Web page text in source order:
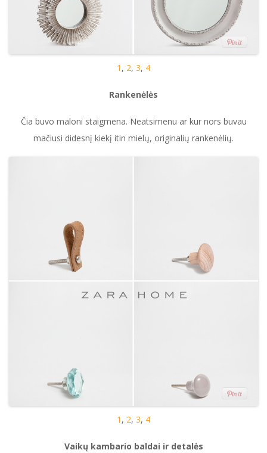
1 , 2, 3, 4
Rankenėlės
Čia buvo maloni staigmena. Neatsimenu ar kur nors buvau
mačiusi didesnį kiekį itin mielų, originalių rankenėlių.
1 , 2, 3, 4
Vaikų kambario baldai ir detalės